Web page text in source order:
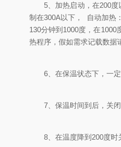
5、加热启动，在200度以
制在300A以下， 自动加热
130分钟到1000度，在
热程序，假如需求记载数据
6、在保温状态下，一定
7、保温时间到后，关闭
8、在温度降到200度时